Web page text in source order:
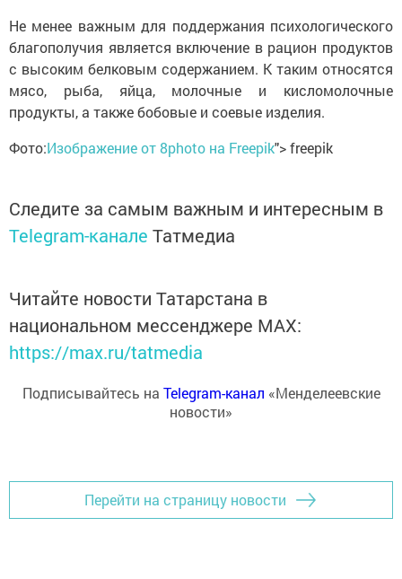
Не менее важным для поддержания психологического
благополучия является включение в рацион продуктов
с высоким белковым содержанием. К таким относятся
мясо, рыба, яйца, молочные и кисломолочные
продукты, а также бобовые и соевые изделия.
Фото:Изображение от 8photo на Freepik"> freepik
Следите за самым важным и интересным в
Telegram-канале Татмедиа
Читайте новости Татарстана в
национальном мессенджере MАХ:
https://max.ru/tatmedia
Подписывайтесь на Telegram-канал «Менделеевские
новости»
Перейти на страницу новости